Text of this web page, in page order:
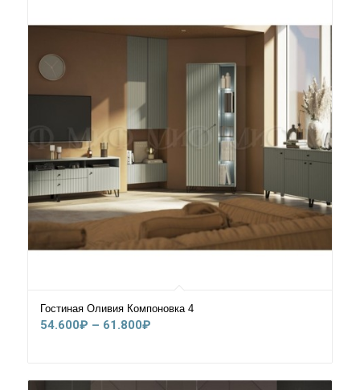
Гостиная Оливия Компоновка 4
54.600₽ – 61.800₽Диапазон
–